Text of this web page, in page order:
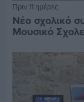
Πριν 11 ημέρες
Νέο σχολικό
Μουσικό